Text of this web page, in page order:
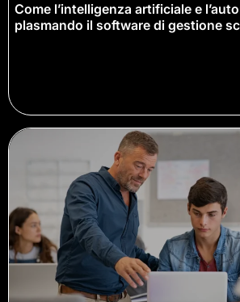
Come l’intelligenza artificiale e
plasmando il software di gestione